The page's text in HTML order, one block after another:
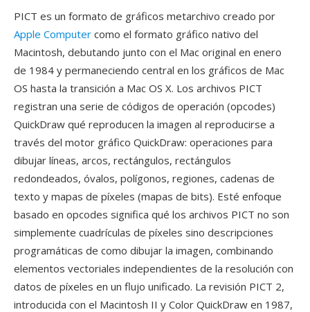
PICT es un formato de gráficos metarchivo creado por
Apple Computer como el formato gráfico nativo del
Macintosh, debutando junto con el Mac original en enero
de 1984 y permaneciendo central en los gráficos de Mac
OS hasta la transición a Mac OS X. Los archivos PICT
registran una serie de códigos de operación (opcodes)
QuickDraw qué reproducen la imagen al reproducirse a
través del motor gráfico QuickDraw: operaciones para
dibujar líneas, arcos, rectángulos, rectángulos
redondeados, óvalos, polígonos, regiones, cadenas de
texto y mapas de píxeles (mapas de bits). Esté enfoque
basado en opcodes significa qué los archivos PICT no son
simplemente cuadrículas de píxeles sino descripciones
programáticas de como dibujar la imagen, combinando
elementos vectoriales independientes de la resolución con
datos de píxeles en un flujo unificado. La revisión PICT 2,
introducida con el Macintosh II y Color QuickDraw en 1987,